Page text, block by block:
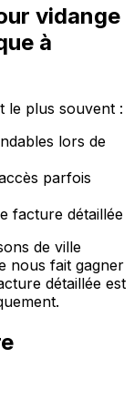
vidange
à
le plus souvent :
lors de
parfois
facture détaillée
de ville
nous fait gagner
détaillée est